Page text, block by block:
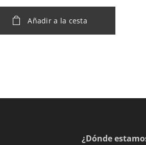
Añadir a la cesta
¿Dónde